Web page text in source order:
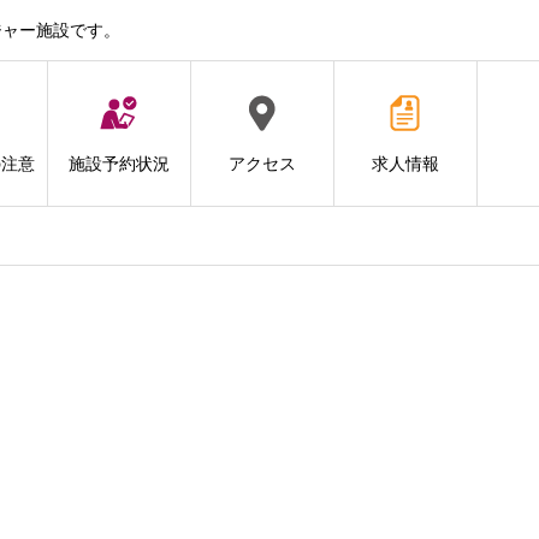
ー施設です。
意 施設予約状況 アクセス 求人情報